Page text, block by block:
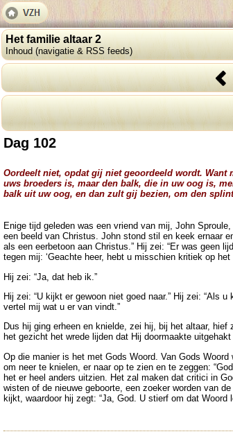
Het familie altaar 2
Inhoud (navigatie & RSS feeds)
Dag 102
Oordeelt niet, opdat gij niet geoordeeld wordt.
uws broeders is, maar den balk, die in uw oog is,
balk uit uw oog, en dan zult gij bezien, om den
Enige tijd geleden was een vriend van mij, John
een beeld van Christus. John stond stil en keek ernaar
als een eerbetoon aan Christus.” Hij zei: “Er was geen
tegen mij: ‘Geachte heer, hebt u misschien kritiek op het
Hij zei: “Ja, dat heb ik.”
Hij zei: “U kijkt er gewoon niet goed naar.” Hij zei: “Als
vertel mij wat u er van vindt.”
Dus hij ging erheen en knielde, zei hij, bij het altaar,
het gezicht het wrede lijden dat Hij doormaakte
Op die manier is het met Gods Woord. Van Gods
om neer te knielen, er naar op te zien en te zeggen:
het er heel anders uitzien. Het zal maken dat critici in
wisten of de nieuwe geboorte, een zoeker worden van
kijkt, waardoor hij zegt: “Ja, God. U stierf om dat Woord